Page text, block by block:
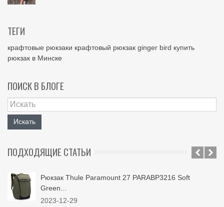
ТЕГИ
крафтовые рюкзаки крафтовый рюкзак ginger bird купить
рюкзак в Минске
ПОИСК В БЛОГЕ
Искать
ПОДХОДЯЩИЕ СТАТЬИ
Рюкзак Thule Paramount 27 PARABP3216 Soft
Green...
2023-12-29